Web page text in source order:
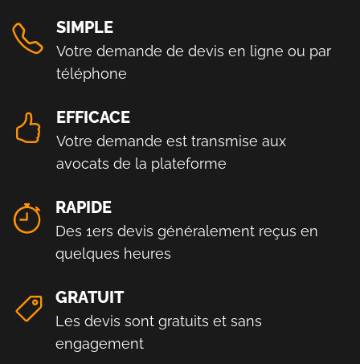
SIMPLE
Votre demande de devis en ligne ou par
téléphone
EFFICACE
Votre demande est transmise aux
avocats de la plateforme
RAPIDE
Des 1ers devis généralement reçus en
quelques heures
GRATUIT
Les devis sont gratuits et sans
engagement